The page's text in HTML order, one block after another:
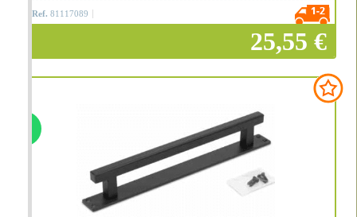
Ref. 81117089
25,55 €